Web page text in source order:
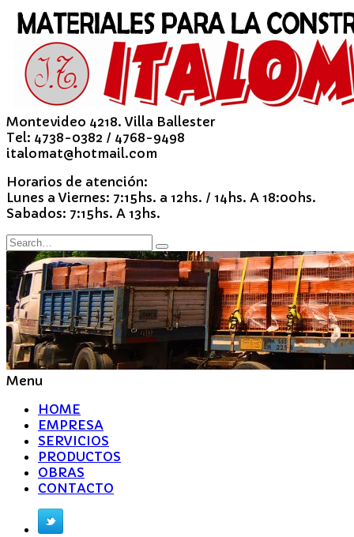
Montevideo 4218. Villa Ballester
Tel: 4738-0382 / 4768-9498
italomat@hotmail.com
Horarios de atención:
Lunes a Viernes: 7:15hs. a 12hs. / 14hs. A 18:00hs.
Sabados: 7:15hs. A 13hs.
Menu
HOME
EMPRESA
SERVICIOS
PRODUCTOS
OBRAS
CONTACTO